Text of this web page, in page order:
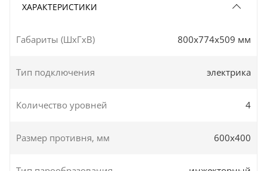
ХАРАКТЕРИСТИКИ
Габариты (ШxГxВ) 800x774x509 мм
Тип подключения электрика
Количество уровней 4
Размер противня, мм 600х400